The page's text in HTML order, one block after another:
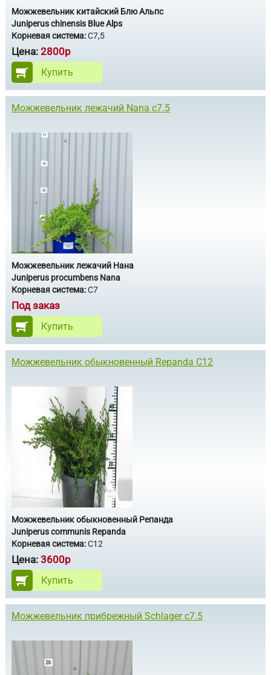
Можжевельник китайский Блю Альпс
Juniperus chinensis Blue Alps
Корневая система:С7,5
Цена: 2800р
Купить
Можжевельник лежачий Nana с7.5
Можжевельник лежачий Нана
Juniperus procumbens Nana
Корневая система:С7
Под заказ
Купить
Можжевельник обыкновенный Repanda С12
Можжевельник обыкновенный Репанда
Juniperus communis Repanda
Корневая система:С12
Цена: 3600р
Купить
Можжевельник прибрежный Schlager с7.5